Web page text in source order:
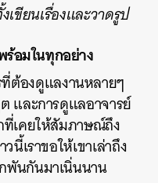
ขียนเรื่องและวาดรูป
อมในทุกอย่าง
ต้องดูแลงานหลายๆ
และการดูแลอาจารย์
ที่เคยให้สัมภาษณ์ถึง
นี้เราขอให้เขาเล่าถึง
พันกันมาเนิ่นนาน